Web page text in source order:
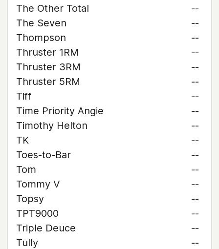
The Other Total
--
The Seven
--
Thompson
--
Thruster 1RM
--
Thruster 3RM
--
Thruster 5RM
--
Tiff
--
Time Priority Angie
--
Timothy Helton
--
TK
--
Toes-to-Bar
--
Tom
--
Tommy V
--
Topsy
--
TPT9000
--
Triple Deuce
--
Tully
--